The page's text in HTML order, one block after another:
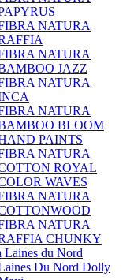
NATURA
NATURA
JAZZ
NATURA
NATURA
BLOOM
PAINTS
NATURA
ROYAL
WAVES
NATURA
NATURA
CHUNKY
du Nord
Du Nord Dolly